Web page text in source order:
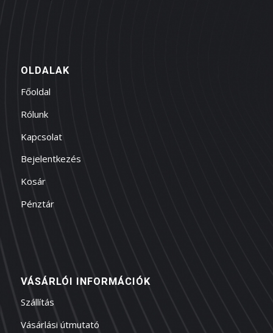
OLDALAK
Főoldal
Rólunk
Kapcsolat
Bejelentkezés
Kosár
Pénztár
VÁSÁRLÓI INFORMÁCIÓK
Szállítás
Vásárlási útmutató